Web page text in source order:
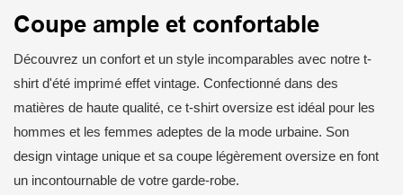
Coupe ample et confortable
Découvrez un confort et un style incomparables avec notre t-
shirt d'été imprimé effet vintage. Confectionné dans des
matières de haute qualité, ce t-shirt oversize est idéal pour les
hommes et les femmes adeptes de la mode urbaine. Son
design vintage unique et sa coupe légèrement oversize en font
un incontournable de votre garde-robe.